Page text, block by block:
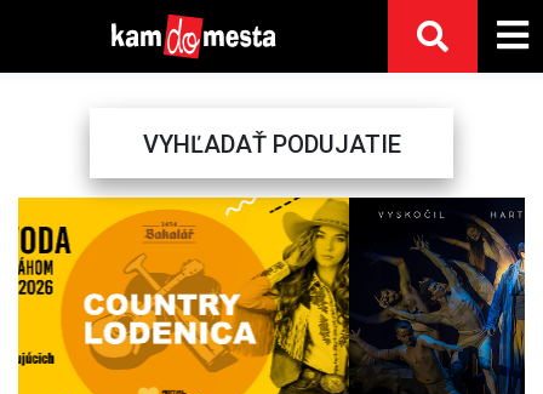
VYHĽADAŤ PODUJATIE
Previous Next